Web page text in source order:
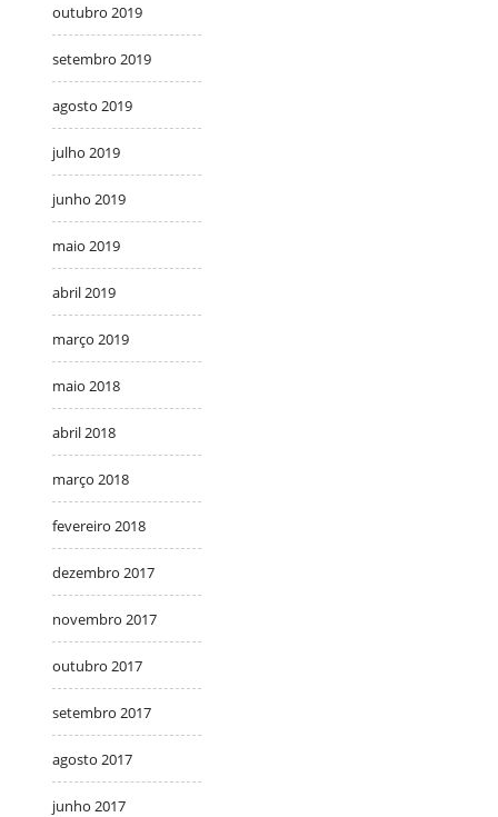
outubro 2019
setembro 2019
agosto 2019
julho 2019
junho 2019
maio 2019
abril 2019
março 2019
maio 2018
abril 2018
março 2018
fevereiro 2018
dezembro 2017
novembro 2017
outubro 2017
setembro 2017
agosto 2017
junho 2017